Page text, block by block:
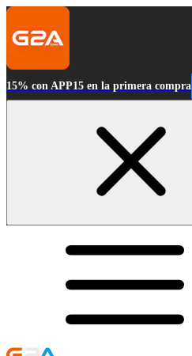
15% con APP15 en la primera compra